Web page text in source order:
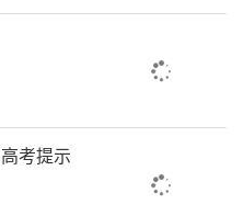
形象。近年来，新的
助学等暖心活动15
名新的社会阶层人士
协委员和营商环境监
供议案、提案65件，
决策提供了“新”视
考提示